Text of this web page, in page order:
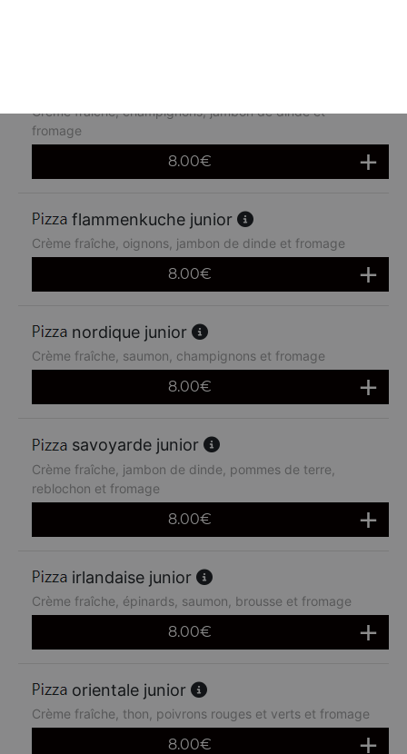
Crème fraîche, champignons, jambon de dinde et
fromage
8.00€
flammenkuche junior
Crème fraîche, oignons, jambon de dinde et fromage
8.00€
nordique junior
Crème fraîche, saumon, champignons et fromage
8.00€
savoyarde junior
Crème fraîche, jambon de dinde, pommes de terre,
reblochon et fromage
8.00€
irlandaise junior
Crème fraîche, épinards, saumon, brousse et fromage
8.00€
orientale junior
Crème fraîche, thon, poivrons rouges et verts et fromage
8.00€